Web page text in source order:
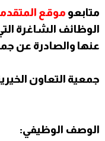
متابعو موقع
الوظائف الشاغرة
عنها والصادرة عن
جمعية التعاون
الوصف الوظيفي: